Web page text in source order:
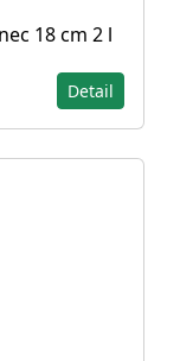
18 cm 2 l
Detail